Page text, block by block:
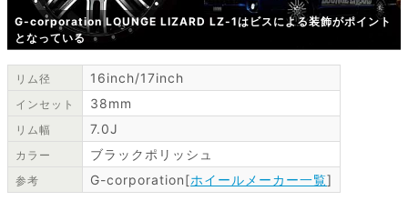
G-corporation LOUNGE LIZARD LZ-1はビスによる装飾がポイント
となっている
リム径 16inch/17inch
インセット 38mm
リム幅 7.0J
カラー ブラックポリッシュ
参考 G-corporation[ホイールメーカー一覧]